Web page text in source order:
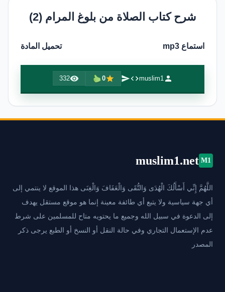
شرح كتاب الصلاة من بلوغ المرام (2)
استماع mp3 تحميل المادة
muslim1
0
332
M1
muslim1.net
اللَّهُمَّ إِنِّي أَسْأَلُكَ الْهُدَى وَالتُّقَى وَالْعَفَافَ وَالْغِنَى هذا الموقع لا ينتمي إلى
أي جهة سياسية ولا يتبع أي طائفة معينة إنما هو موقع مستقل يهدف
إلى الدعوة في سبيل الله وجميع ما يحتويه متاح للمسلمين على شرط
عدم الإستعمال التجاري وفي حالة النقل أو النسخ أو الطبع يرجى ذكر
المصدر